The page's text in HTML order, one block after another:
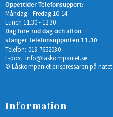
Öppettider Telefonsupport:
Måndag - Fredag 10-14
Lunch 11.30 - 12.30
Dag före röd dag och afton
stänger telefonsupporten 11.30
Telefon: 019-7652030
E-post: info@laskompaniet.se
© Låskompaniet prispressaren på nätet
Information